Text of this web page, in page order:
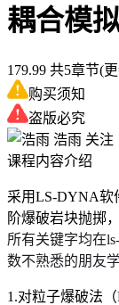
耦合模
179.99 共5章节(
购买须知
盗版必究
浩雨 关注
课程内容介绍
采用LS-DYNA软
阶爆破岩块抛掷，
所有关键字均在
数不熟悉的朋友学
1.对粒子爆破法